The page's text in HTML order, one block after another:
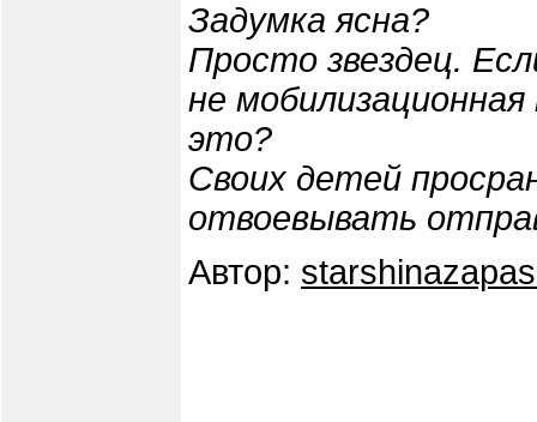
Задумка ясна?
Просто звездец.
не
это?
Своих детей
отвоевывать
Автор: